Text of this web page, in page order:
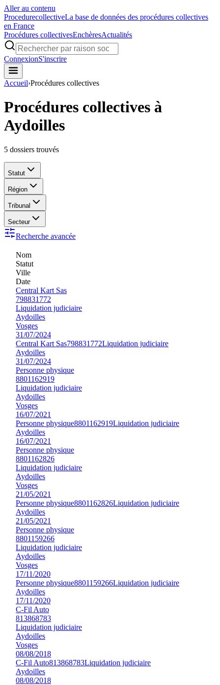
Aller au contenu
ProcedurecollectiveLa base de données des procédures collectives
en France
Procédures collectivesEnchèresActualités
ConnexionS'inscrire
Accueil›Procédures collectives
Procédures collectives à
Aydoilles
5 dossiers trouvés
Statut
Région
Tribunal
Secteur
Recherche avancée
Nom
Statut
Ville
Date
Central Kart Sas
798831772
Liquidation judiciaire
Aydoilles
Vosges
31/07/2024
Central Kart Sas798831772Liquidation judiciaire
Aydoilles
31/07/2024
Personne physique
8801162919
Liquidation judiciaire
Aydoilles
Vosges
16/07/2021
Personne physique8801162919Liquidation judiciaire
Aydoilles
16/07/2021
Personne physique
8801162826
Liquidation judiciaire
Aydoilles
Vosges
21/05/2021
Personne physique8801162826Liquidation judiciaire
Aydoilles
21/05/2021
Personne physique
8801159266
Liquidation judiciaire
Aydoilles
Vosges
17/11/2020
Personne physique8801159266Liquidation judiciaire
Aydoilles
17/11/2020
C-Fil Auto
813868783
Liquidation judiciaire
Aydoilles
Vosges
08/08/2018
C-Fil Auto813868783Liquidation judiciaire
Aydoilles
08/08/2018